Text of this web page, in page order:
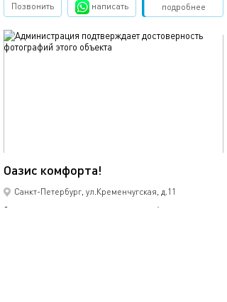
подробнее
Позвонить написать Забронировать
Оазис комфорта!
Санкт-Петербург, ул.Кременчугская, д.11
2-комнатная квартира 6 спальных мест
обновлено 03.10.2025